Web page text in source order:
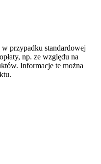
przypadku standardowej
np. ze względu na
Informacje te można